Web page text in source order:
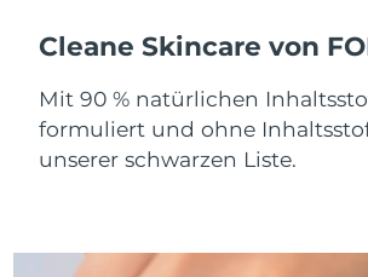
Cleane Skincare von
Mit 90 % natürlichen
formuliert und ohne
unserer schwarzen Liste.
Schweiz
Taiwan Erwartete
Vereinigte Arabische